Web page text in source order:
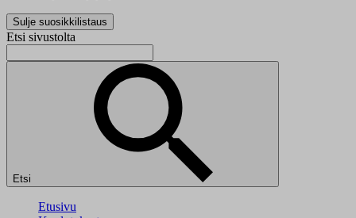
Sulje suosikkilistaus
Etsi sivustolta
Etsi
Etusivu